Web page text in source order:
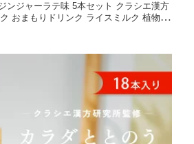
ンジャーラテ味 5本セット クラシエ漢方
おまもりドリンク ライスミルク 植物性
ンジャー 温活 生姜 ぽかぽか 整う 体調